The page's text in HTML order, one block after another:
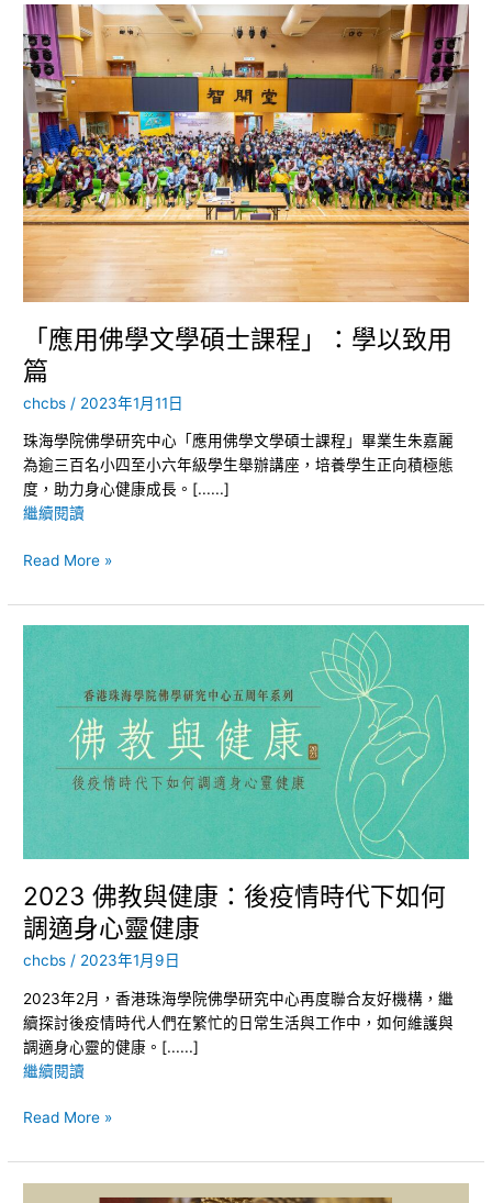
「應用佛學文學碩士課程」：學以致用
篇
chcbs / 2023年1月11日
珠海學院佛學研究中心「應用佛學文學碩士課程」畢業生朱嘉麗
為逾三百名小四至小六年級學生舉辦講座，培養學生正向積極態
度，助力身心健康成長。[......]
繼續閱讀
「應
用
佛
學
文
學
碩
士
課
程」：
學
以
致
篇
Read More »
2023 佛教與健康：後疫情時代下如何
調適身心靈健康
chcbs / 2023年1月9日
2023年2月，香港珠海學院佛學研究中心再度聯合友好機構，繼
續探討後疫情時代人們在繁忙的日常生活與工作中，如何維護與
調適身心靈的健康。[......]
繼續閱讀
2023
與
康：
下
如
何
適
身
心
靈
康
Read More »